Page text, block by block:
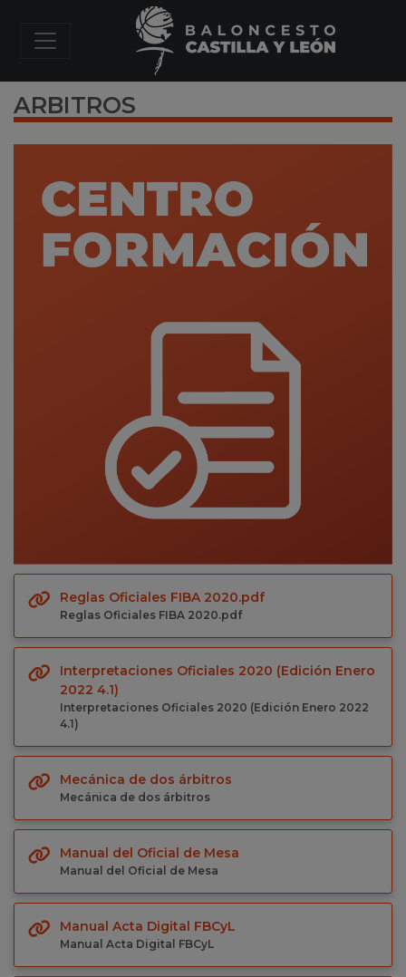
ARBITROS
Reglas Oficiales FIBA 2020.pdf
Reglas Oficiales FIBA 2020.pdf
Interpretaciones Oficiales 2020 (Edición Enero
2022 4.1)
Interpretaciones Oficiales 2020 (Edición Enero 2022
4.1)
Mecánica de dos árbitros
Mecánica de dos árbitros
Manual del Oficial de Mesa
Manual del Oficial de Mesa
Manual Acta Digital FBCyL
Manual Acta Digital FBCyL